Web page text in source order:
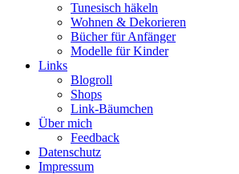
Tunesisch häkeln
Wohnen & Dekorieren
Bücher für Anfänger
Modelle für Kinder
Links
Blogroll
Shops
Link-Bäumchen
Über mich
Feedback
Datenschutz
Impressum